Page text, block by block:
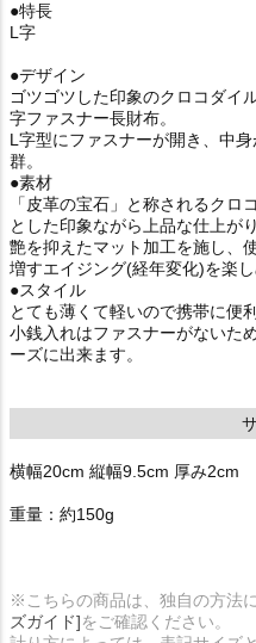
●特長
L字
●デザイン
ゴツゴツした印象のクロコダイ
字ファスナー長財布。
L字型にファスナーが開き、中
群。
●素材
「皮革の宝石」と称されるクロ
とした印象ながら上品な仕上がり
艶を抑えたマット加工を施し、
増すエイジング(経年変化)を楽し
●スタイル
とても薄くて軽いので携帯に便
小銭入れはファスナーがないた
ーズに出来ます。
横幅20cm 縦幅9.5cm 厚み2cm
重量：約150g
※こちらの商品は、独自の方法
ズガイド]をご確認ください。